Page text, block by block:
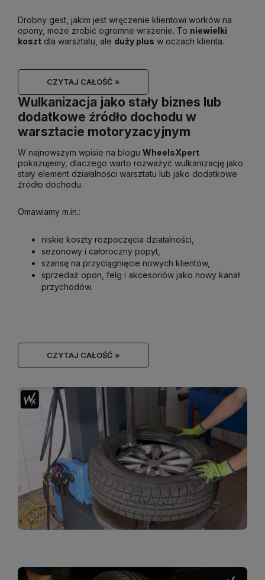
Drobny gest, jakim jest wręczenie klientowi worków na
opony, może zrobić ogromne wrażenie. To niewielki
koszt dla warsztatu, ale duży plus w oczach klienta.
CZYTAJ CAŁOŚĆ »
Wulkanizacja jako stały biznes lub
dodatkowe źródło dochodu w
warsztacie motoryzacyjnym
CZYTAJ CAŁOŚĆ »
W najnowszym wpisie na blogu WheelsXpert
pokazujemy, dlaczego warto rozważyć wulkanizację jako
stały element działalności warsztatu lub jako dodatkowe
źródło dochodu.
Omawiamy m.in.:
niskie koszty rozpoczęcia działalności,
sezonowy i całoroczny popyt,
szansę na przyciągnięcie nowych klientów,
sprzedaż opon, felg i akcesoriów jako nowy kanał
przychodów.